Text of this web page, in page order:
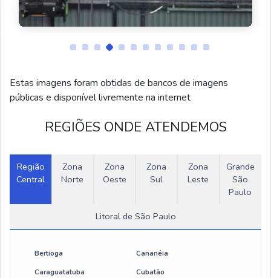
Reforma de Talhas Elétricas
Montagens de Talhas Elétricas
Venda de Peças para Talhas Elétricas
Talha elétrica 500 kg
Braço giratório para talha
Estas imagens foram obtidas de bancos de imagens
públicas e disponível livremente na internet
REGIÕES ONDE ATENDEMOS
Região
Central
Zona
Norte
Zona
Oeste
Zona
Sul
Zona
Leste
Grande
São
Paulo
Litoral de São Paulo
Bertioga Cananéia
Caraguatatuba Cubatão